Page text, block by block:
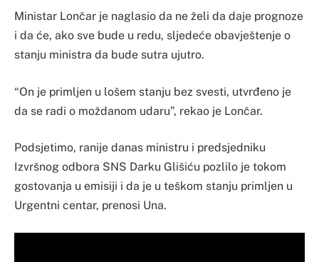
Ministar Lončar je naglasio da ne želi da daje prognoze
i da će, ako sve bude u redu, sljedeće obavještenje o
stanju ministra da bude sutra ujutro.
“On je primljen u lošem stanju bez svesti, utvrđeno je
da se radi o moždanom udaru”, rekao je Lončar.
Podsjetimo, ranije danas ministru i predsjedniku
Izvršnog odbora SNS Darku Glišiću pozlilo je tokom
gostovanja u emisiji i da je u teškom stanju primljen u
Urgentni centar, prenosi Una.